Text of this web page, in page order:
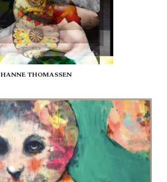
HANNE THOMASSEN